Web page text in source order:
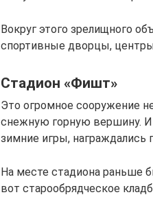
Вокруг этого зрелищного
спортивные дворцы,
Стадион «Фишт»
Это огромное сооружение
снежную горную вершину.
зимние игры, награждались
На месте стадиона раньше
вот старообрядческое